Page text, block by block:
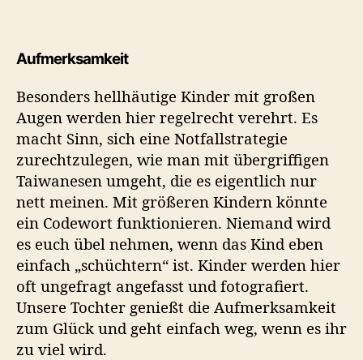
Aufmerksamkeit
Besonders hellhäutige Kinder mit großen
Augen werden hier regelrecht verehrt. Es
macht Sinn, sich eine Notfallstrategie
zurechtzulegen, wie man mit übergriffigen
Taiwanesen umgeht, die es eigentlich nur
nett meinen. Mit größeren Kindern könnte
ein Codewort funktionieren. Niemand wird
es euch übel nehmen, wenn das Kind eben
einfach „schüchtern“ ist. Kinder werden hier
oft ungefragt angefasst und fotografiert.
Unsere Tochter genießt die Aufmerksamkeit
zum Glück und geht einfach weg, wenn es ihr
zu viel wird.